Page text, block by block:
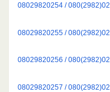
08029820254 /
08029820255 /
08029820256 /
08029820257 /